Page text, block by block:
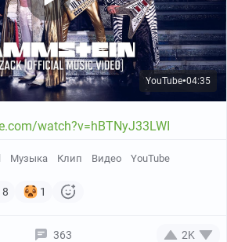
YouTube●04:35
watch?v=hBTNyJ33LWI
Музыка Клип Видео YouTube
8 1
363 2K